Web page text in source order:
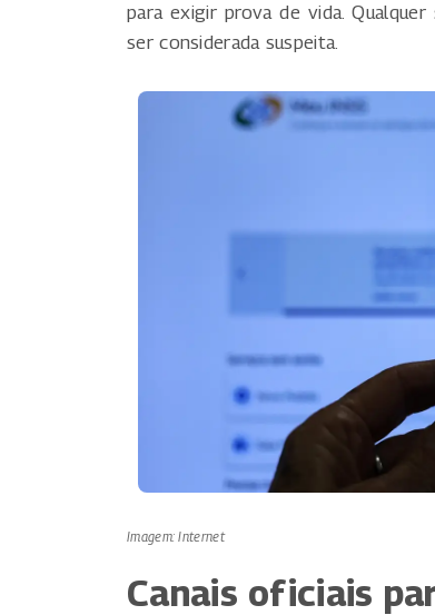
para exigir prova de vida.
ser considerada suspeita.
Imagem: Internet
Canais oficiais